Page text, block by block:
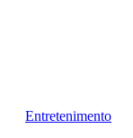
Entretenimento